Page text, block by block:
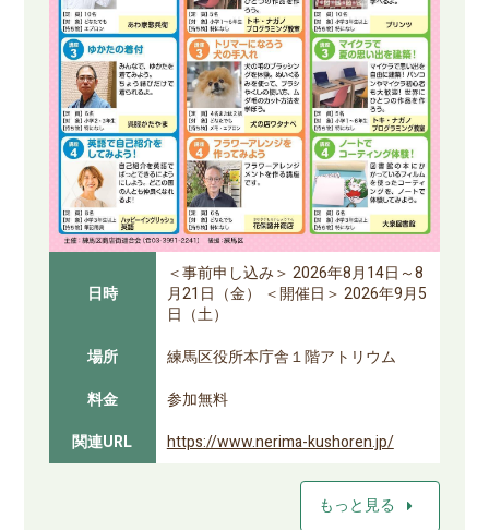
日時
＜事前申し込み＞ 2026年8月14日～8
月21日（金） ＜開催日＞ 2026年9月5
日（土）
場所
練馬区役所本庁舎１階アトリウム
料金
参加無料
関連URL
https://www.nerima-kushoren.jp/
もっと見る arrow_right